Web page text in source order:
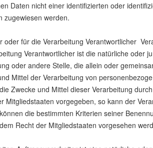
Daten nicht einer identifizierten oder
zugewiesen werden.
oder für die Verarbeitung Verantwortlicher
Verantwortlicher ist die natürliche oder
oder andere Stelle, die allein oder
Mittel der Verarbeitung von
Zwecke und Mittel dieser Verarbeitung
Mitgliedstaaten vorgegeben, so kann der
die bestimmten Kriterien seiner
Recht der Mitgliedstaaten vorgesehen